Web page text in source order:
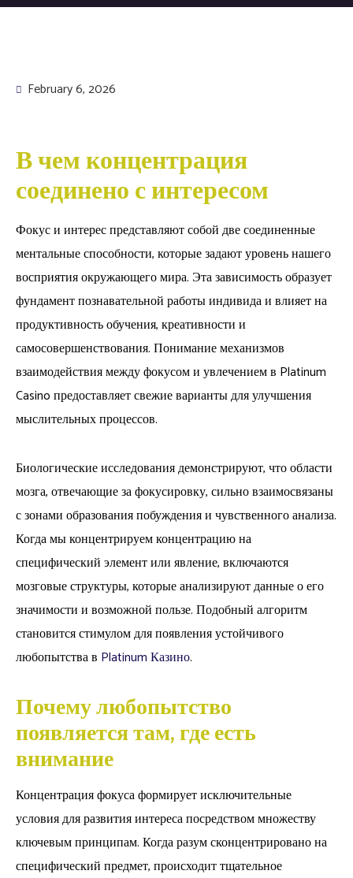
February 6, 2026
В чем концентрация
соединено с интересом
Фокус и интерес представляют собой две соединенные
ментальные способности, которые задают уровень нашего
восприятия окружающего мира. Эта зависимость образует
фундамент познавательной работы индивида и влияет на
продуктивность обучения, креативности и
самосовершенствования. Понимание механизмов
взаимодействия между фокусом и увлечением в Platinum
Casino предоставляет свежие варианты для улучшения
мыслительных процессов.
Биологические исследования демонстрируют, что области
мозга, отвечающие за фокусировку, сильно взаимосвязаны
с зонами образования побуждения и чувственного анализа.
Когда мы концентрируем концентрацию на
специфический элемент или явление, включаются
мозговые структуры, которые анализируют данные о его
значимости и возможной пользе. Подобный алгоритм
становится стимулом для появления устойчивого
любопытства в Platinum Казино.
Почему любопытство
появляется там, где есть
внимание
Концентрация фокуса формирует исключительные
условия для развития интереса посредством множеству
ключевым принципам. Когда разум сконцентрировано на
специфический предмет, происходит тщательное